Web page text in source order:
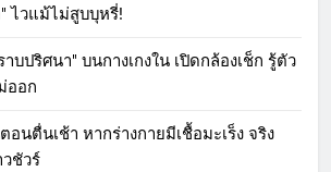
ไวแม้ไม่สูบบุหรี่!
าบปริศนา" บนกางเกงใน เปิดกล้องเช็ก รู้ตัว
ออก
นตื่นเช้า หากร่างกายมีเชื้อมะเร็ง จริง
ชัวร์